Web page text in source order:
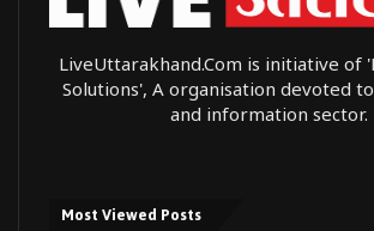
LiveUttarakhand.Com is initiative of
Solutions', A organisation devoted
and information sector.
Most Viewed Posts